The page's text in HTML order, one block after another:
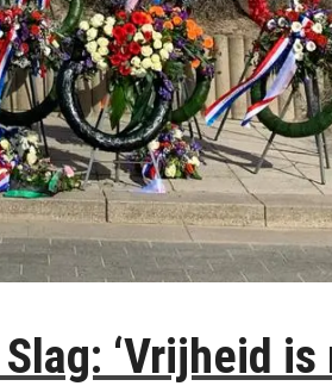
‘Vrijheid